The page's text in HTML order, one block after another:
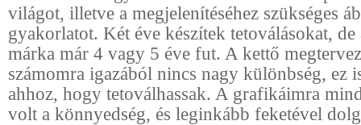
világot, illetve a megjelenítéséhez szükséges
gyakorlatot. Két éve készítek tetoválásokat,
márka már 4 vagy 5 éve fut. A kettő
számomra igazából nincs nagy különbség, ez
ahhoz, hogy tetoválhassak. A grafikáimra
volt a könnyedség, és leginkább feketével